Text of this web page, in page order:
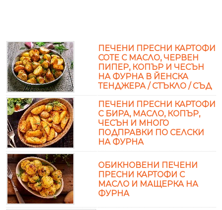
ПЕЧЕНИ ПРЕСНИ КАРТОФИ
СОТЕ С МАСЛО, ЧЕРВЕН
ПИПЕР, КОПЪР И ЧЕСЪН
НА ФУРНА В ЙЕНСКА
ТЕНДЖЕРА / СТЪКЛО / СЪД
ПЕЧЕНИ ПРЕСНИ КАРТОФИ
С БИРА, МАСЛО, КОПЪР,
ЧЕСЪН И МНОГО
ПОДПРАВКИ ПО СЕЛСКИ
НА ФУРНА
ОБИКНОВЕНИ ПЕЧЕНИ
ПРЕСНИ КАРТОФИ С
МАСЛО И МАЩЕРКА НА
ФУРНА